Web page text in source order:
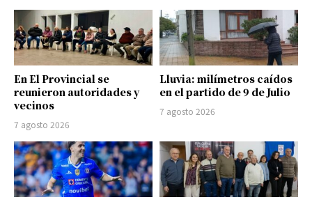
En El Provincial se
reunieron autoridades y
vecinos
7 agosto 2026
Lluvia: milímetros caídos
en el partido de 9 de Julio
7 agosto 2026